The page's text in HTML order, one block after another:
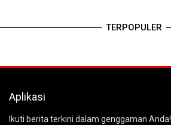
TERPOPULER
Aplikasi
Ikuti berita terkini dalam genggaman Anda!